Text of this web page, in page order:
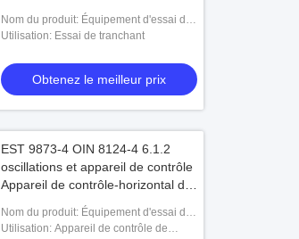
Nom du produit: Équipement d'essai de
jouets
Utilisation: Essai de tranchant
Obtenez le meilleur prix
EST 9873-4 OIN 8124-4 6.1.2
oscillations et appareil de contrôle
Appareil de contrôle-horizontal de
poussée de stabilité de jouets
d'activité
Nom du produit: Équipement d'essai de
jouets
Utilisation: Appareil de contrôle de